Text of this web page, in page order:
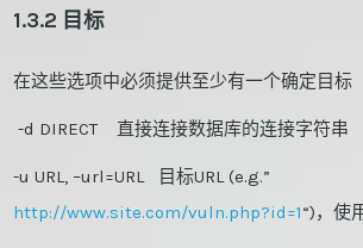
1.3.2 目标
在这些选项中必须提供至少有一个确定目标
-d DIRECT 直接连接数据库的连接字符串
-u URL, –url=URL 目标URL (e.g.”
http://www.site.com/vuln.php?id=1“)，使